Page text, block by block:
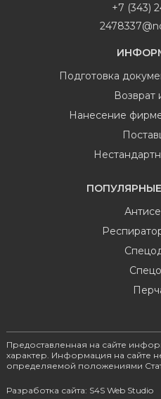
+7 (343)
Подготовка
Возврат
Нанесение
Предоставленная на сайте
характер. Информация на сайте
определяемой положениями
Разработка сайта: S4S Web Studio